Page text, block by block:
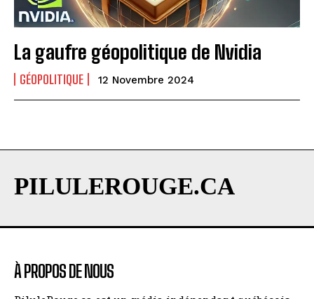
La gaufre géopolitique de Nvidia
GÉOPOLITIQUE 12 Novembre 2024
PILULEROUGE.CA
À PROPOS DE NOUS